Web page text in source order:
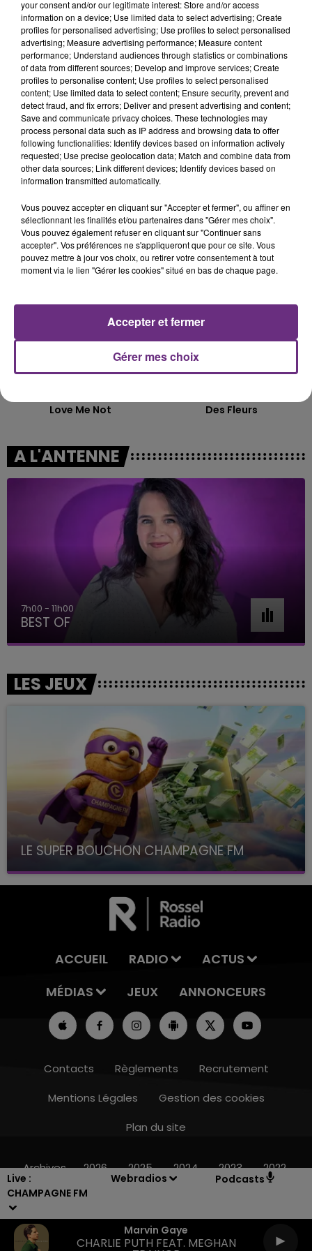
Live :
CHAMPAGNE FM
Webradios Podcasts
Marvin Gaye
CHARLIE PUTH FEAT. MEGHAN
16h00 - 20h00
TITRES DIFFUSÉS
10h03
10h03
TRAINOR
Marvin Gaye
10h00
10h00
Fever Dream
9h58
9h58
Love Me Not
9h50
9h50
Des Fleurs
A L'ANTENNE
7h00 - 11h00
BEST OF
LES JEUX
LE SUPER BOUCHON CHAMPAGNE FM
avec La Famille Champagne FM, à 8H10
ACCUEIL RADIO
ACTUS
MÉDIAS
JEUX ANNONCEURS
Contacts Règlements
Recrutement
Mentions Légales
Gestion des cookies
Plan du site
Archives 2026 2025 2024 2023 2022
your consent and/or our legitimate interest: Store and/or access
information on a device; Use limited data to select advertising; Create
profiles for personalised advertising; Use profiles to select personalised
advertising; Measure advertising performance; Measure content
performance; Understand audiences through statistics or combinations
of data from different sources; Develop and improve services; Create
profiles to personalise content; Use profiles to select personalised
content; Use limited data to select content; Ensure security, prevent and
detect fraud, and fix errors; Deliver and present advertising and content;
Save and communicate privacy choices. These technologies may
process personal data such as IP address and browsing data to offer
following functionalities: Identify devices based on information actively
requested; Use precise geolocation data; Match and combine data from
other data sources; Link different devices; Identify devices based on
information transmitted automatically.
Vous pouvez accepter en cliquant sur "Accepter et fermer", ou affiner en
sélectionnant les finalités et/ou partenaires dans "Gérer mes choix".
Vous pouvez également refuser en cliquant sur "Continuer sans
accepter". Vos préférences ne s'appliqueront que pour ce site. Vous
pouvez mettre à jour vos choix, ou retirer votre consentement à tout
moment via le lien "Gérer les cookies" situé en bas de chaque page.
Gérer mes choix
Accepter et fermer